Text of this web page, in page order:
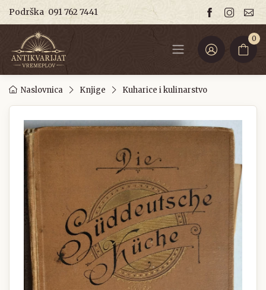
Podrška 091 762 7441
0
Naslovnica Knjige Kuharice i kulinarstvo